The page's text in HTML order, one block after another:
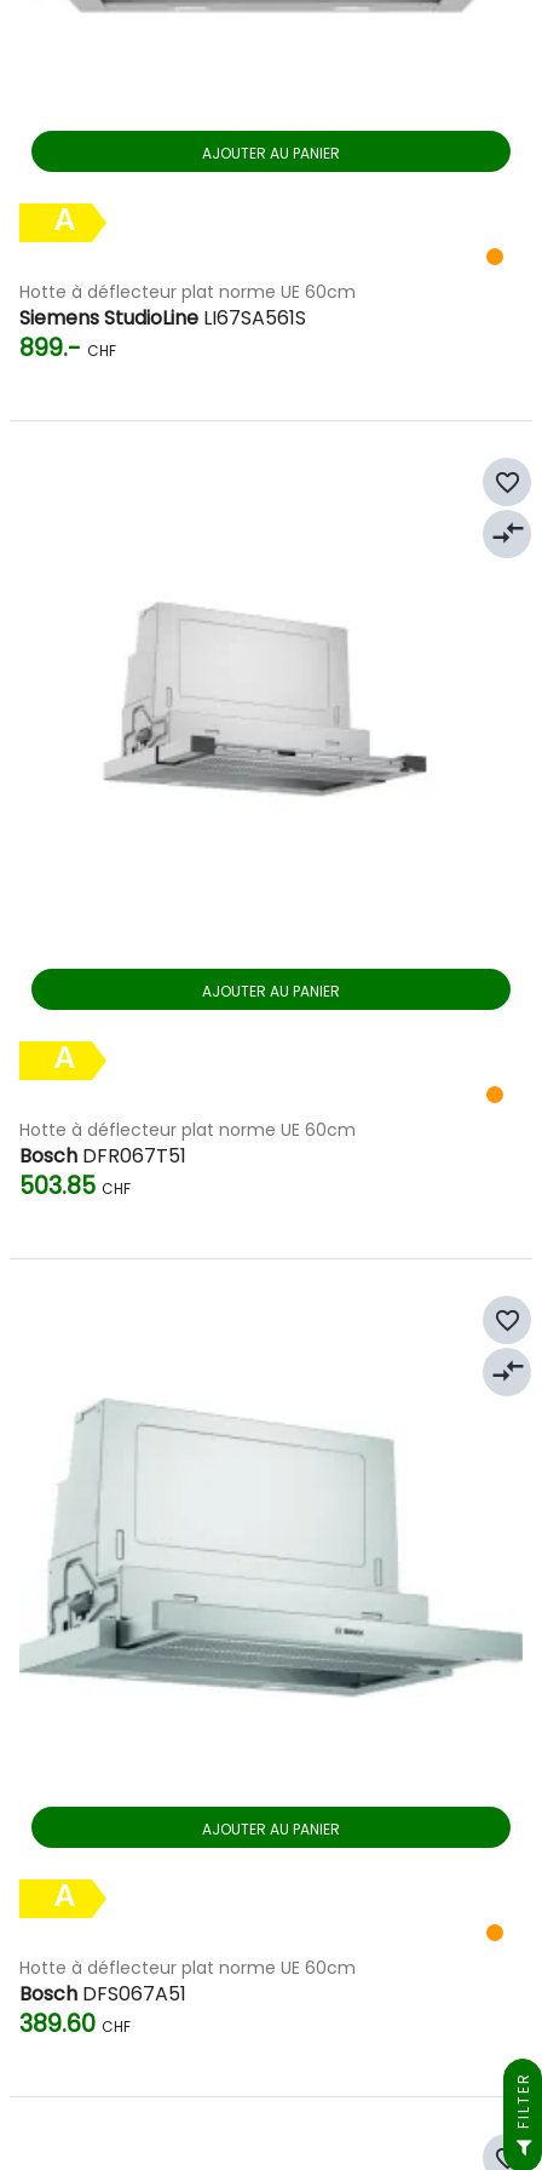
AJOUTER AU PANIER
A
Hotte à déflecteur plat norme UE 60cm
Siemens StudioLine LI67SA561S
899.- CHF
AJOUTER AU PANIER
A
Hotte à déflecteur plat norme UE 60cm
Bosch DFR067T51
503.85 CHF
favorite_border
compare_arrows
AJOUTER AU PANIER
A
Hotte à déflecteur plat norme UE 60cm
Bosch DFS067A51
389.60 CHF
favorite_border
compare_arrows
favorite_border
FILTER